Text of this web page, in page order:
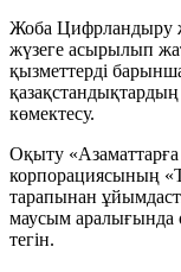
Жоба Цифрландыру
жүзеге асырылып
қызметтерді
көмектесу.
Оқыту «Азаматтарға
корпорациясының
тарапынан
маусым аралығында
тегін.